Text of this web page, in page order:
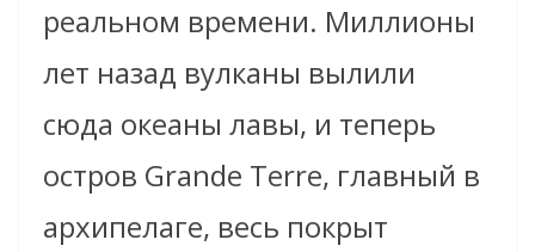
реальном времени. Миллионы
лет назад вулканы вылили
сюда океаны лавы, и теперь
остров Grande Terre, главный в
архипелаге, весь покрыт